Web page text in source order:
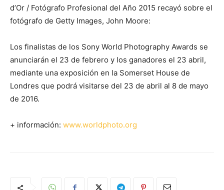
d’Or / Fotógrafo Profesional del Año 2015 recayó sobre el
fotógrafo de Getty Images, John Moore:
Los finalistas de los Sony World Photography Awards se
anunciarán el 23 de febrero y los ganadores el 23 abril,
mediante una exposición en la Somerset House de
Londres que podrá visitarse del 23 de abril al 8 de mayo
de 2016.
+ información: www.worldphoto.org